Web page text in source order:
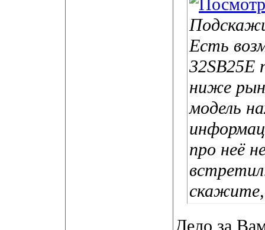
Есть
32SB25E
ниже
модель
про неё
Дело за